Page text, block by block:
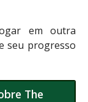
em outra
seu progresso
The